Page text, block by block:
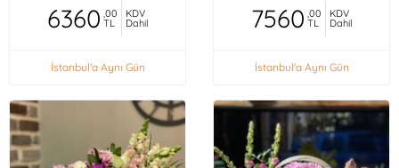
6360 ,00
TL
KDV
Dahil
İstanbul'a Aynı Gün
7560 ,00
TL
KDV
Dahil
İstanbul'a Aynı Gün